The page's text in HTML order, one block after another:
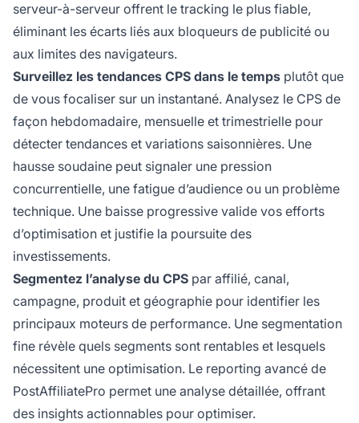
serveur-à-serveur offrent le tracking le plus fiable,
éliminant les écarts liés aux bloqueurs de publicité ou
aux limites des navigateurs.
Surveillez les tendances CPS dans le temps plutôt que
de vous focaliser sur un instantané. Analysez le CPS de
façon hebdomadaire, mensuelle et trimestrielle pour
détecter tendances et variations saisonnières. Une
hausse soudaine peut signaler une pression
concurrentielle, une fatigue d’audience ou un problème
technique. Une baisse progressive valide vos efforts
d’optimisation et justifie la poursuite des
investissements.
Segmentez l’analyse du CPS par affilié, canal,
campagne, produit et géographie pour identifier les
principaux moteurs de performance. Une segmentation
fine révèle quels segments sont rentables et lesquels
nécessitent une optimisation. Le reporting avancé de
PostAffiliatePro permet une analyse détaillée, offrant
des insights actionnables pour optimiser.